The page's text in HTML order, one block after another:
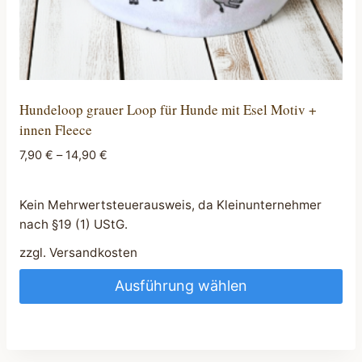
Hundeloop grauer Loop für Hunde mit Esel Motiv +
innen Fleece
7,90 € –14,90 €
Kein Mehrwertsteuerausweis, da Kleinunternehmer
nach §19 (1) UStG.
zzgl. Versandkosten
Ausführung wählen